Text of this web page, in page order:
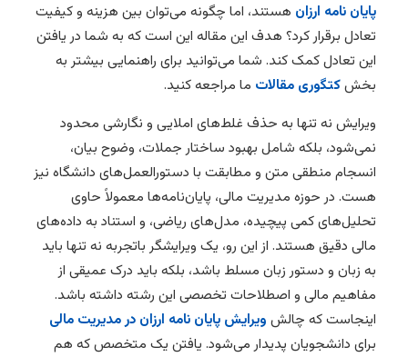
پایان نامه ارزان هستند، اما چگونه می‌توان بین هزینه و کیفیت
تعادل برقرار کرد؟ هدف این مقاله این است که به شما در یافتن
این تعادل کمک کند. شما می‌توانید برای راهنمایی بیشتر به
بخشکتگوری مقالات ما مراجعه کنید.
ویرایش نه تنها به حذف غلط‌های املایی و نگارشی محدود
نمی‌شود، بلکه شامل بهبود ساختار جملات، وضوح بیان،
انسجام منطقی متن و مطابقت با دستورالعمل‌های دانشگاه نیز
هست. در حوزه مدیریت مالی، پایان‌نامه‌ها معمولاً حاوی
تحلیل‌های کمی پیچیده، مدل‌های ریاضی، و استناد به داده‌های
مالی دقیق هستند. از این رو، یک ویرایشگر باتجربه نه تنها باید
به زبان و دستور زبان مسلط باشد، بلکه باید درک عمیقی از
مفاهیم مالی و اصطلاحات تخصصی این رشته داشته باشد.
اینجاست که چالش ویرایش پایان نامه ارزان در مدیریت مالی
برای دانشجویان پدیدار می‌شود. یافتن یک متخصص که هم